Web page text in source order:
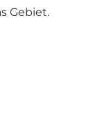
Gebiet.